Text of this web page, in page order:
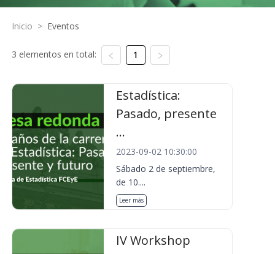
Inicio > Eventos
3 elementos en total: 1
Estadística:
Pasado, presente
...
2023-09-02 10:30:00
Sábado 2 de septiembre,
de 10....
Leer más
IV Workshop